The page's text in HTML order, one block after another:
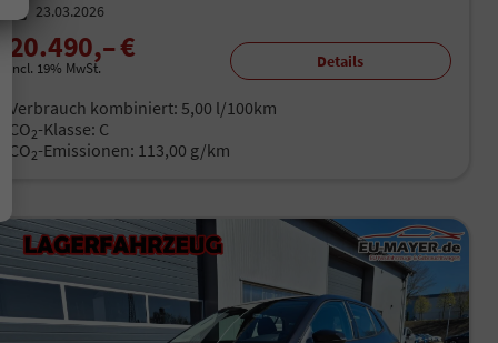
23.03.2026
20.490,– €
incl. 19% MwSt. Details
Verbrauch kombiniert: 5,00 l/100km
CO2-Klasse: C
CO2-Emissionen: 113,00 g/km